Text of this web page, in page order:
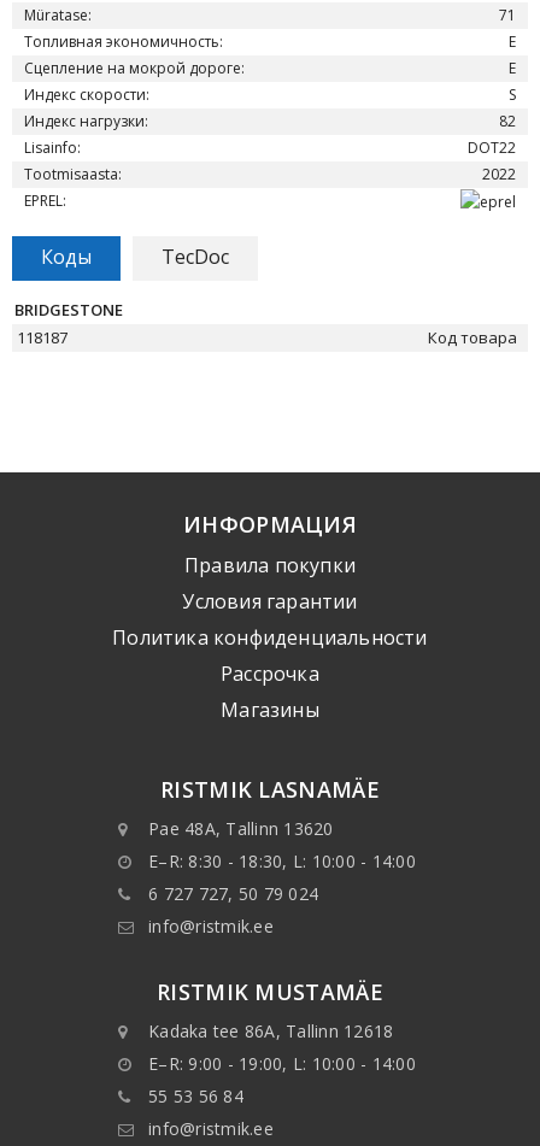
Müratase:
71
Топливная экономичность:
E
Сцепление на мокрой дороге:
E
Индекс скорости:
S
Индекс нагрузки:
82
Lisainfo:
DOT22
Tootmisaasta:
2022
EPREL:
Коды TecDoc
BRIDGESTONE
118187
Код товара
ИНФОРМАЦИЯ
Правила покупки
Условия гарантии
Политика конфиденциальности
Рассрочка
Mагазины
RISTMIK LASNAMÄE
Pae 48A, Tallinn 13620
E–R: 8:30 - 18:30, L: 10:00 - 14:00
6 727 727, 50 79 024
info@ristmik.ee
RISTMIK MUSTAMÄE
Kadaka tee 86A, Tallinn 12618
E–R: 9:00 - 19:00, L: 10:00 - 14:00
55 53 56 84
info@ristmik.ee